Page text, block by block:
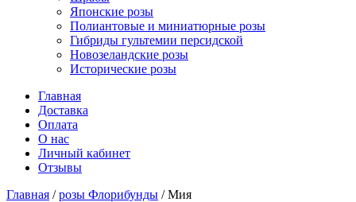
Японские розы
Полиантовые и миниатюрные розы
Гибриды гультемии персидской
Новозеландские розы
Исторические розы
Главная
Доставка
Оплата
О нас
Личный кабинет
Отзывы
Главная /розы Флорибунды / Мия